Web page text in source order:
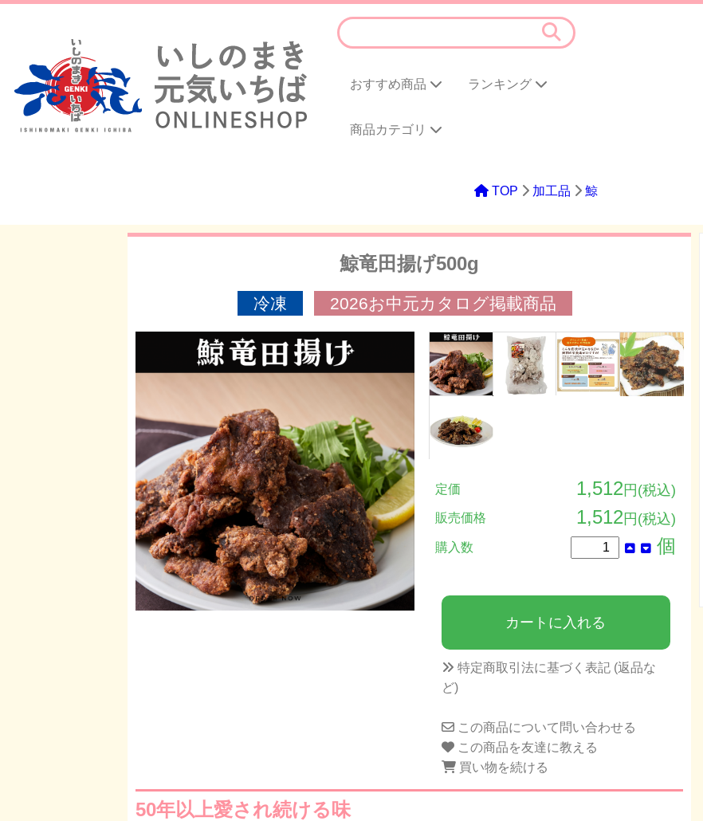
おすすめ商品 ランキング
商品カテゴリ
TOP 加工品 鯨
鯨竜田揚げ500g
冷凍 2026お中元カタログ掲載商品
定価 1,512 円(税込)
販売価格 1,512 円(税込)
購入数 個
特定商取引法に基づく表記 (返品な
ど)
この商品について問い合わせる
この商品を友達に教える
買い物を続ける
50年以上愛され続ける味